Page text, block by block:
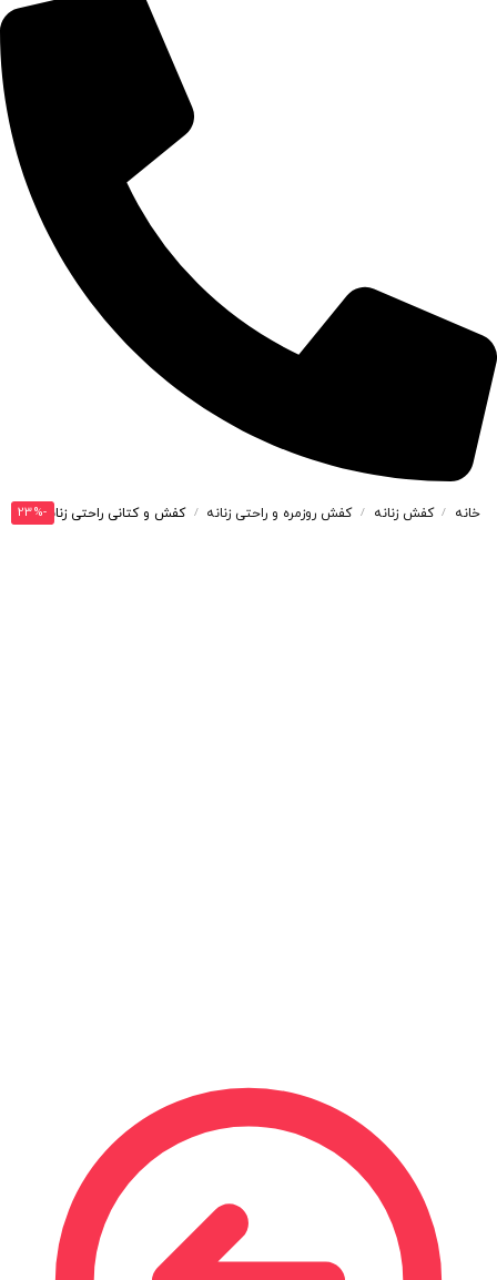
خانه / کفش زنانه / کفش روزمره و راحتی زنانه / کفش و کتانی راحتی زنانه و دخترانه رنگ کرم کد M1343
-23%